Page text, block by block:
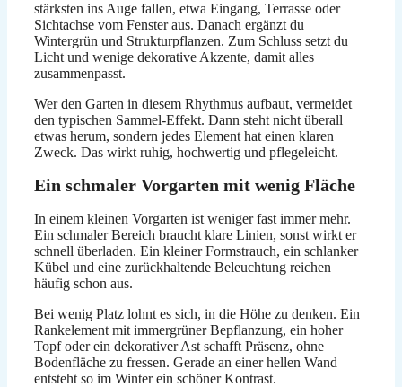
stärksten ins Auge fallen, etwa Eingang, Terrasse oder
Sichtachse vom Fenster aus. Danach ergänzt du
Wintergrün und Strukturpflanzen. Zum Schluss setzt du
Licht und wenige dekorative Akzente, damit alles
zusammenpasst.
Wer den Garten in diesem Rhythmus aufbaut, vermeidet
den typischen Sammel-Effekt. Dann steht nicht überall
etwas herum, sondern jedes Element hat einen klaren
Zweck. Das wirkt ruhig, hochwertig und pflegeleicht.
Ein schmaler Vorgarten mit wenig Fläche
In einem kleinen Vorgarten ist weniger fast immer mehr.
Ein schmaler Bereich braucht klare Linien, sonst wirkt er
schnell überladen. Ein kleiner Formstrauch, ein schlanker
Kübel und eine zurückhaltende Beleuchtung reichen
häufig schon aus.
Bei wenig Platz lohnt es sich, in die Höhe zu denken. Ein
Rankelement mit immergrüner Bepflanzung, ein hoher
Topf oder ein dekorativer Ast schafft Präsenz, ohne
Bodenfläche zu fressen. Gerade an einer hellen Wand
entsteht so im Winter ein schöner Kontrast.